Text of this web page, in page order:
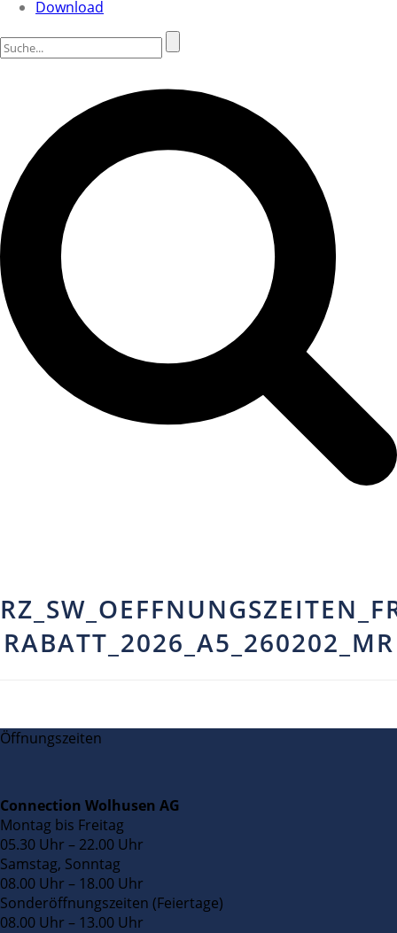
Download
RABATT_2026_A5_260202_MR
Öffnungszeiten
Connection Wolhusen AG
Montag bis Freitag
05.30 Uhr – 22.00 Uhr
Samstag, Sonntag
08.00 Uhr – 18.00 Uhr
Sonderöffnungszeiten (Feiertage)
08.00 Uhr – 13.00 Uhr